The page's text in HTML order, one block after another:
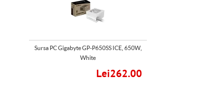
Sursa PC Gigabyte GP-P650SS ICE, 650W,
White
Lei262.00